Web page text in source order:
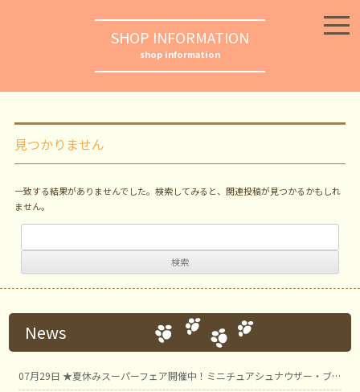
SHOP INFORMATION
shop information
見つかりません
一致する結果がありませんでした。検索してみると、関連投稿が見つかるかもしれ
ません。
索:
News
07月29日 ★夏休みスーパーフェア開催中！ミニチュアシュナウザー・ブラック＆シルバー男の子 ことBaby